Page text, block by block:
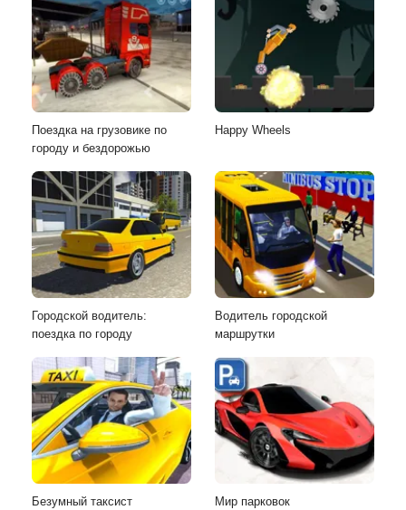
Поездка на грузовике по
городу и бездорожью
Happy Wheels
Городской водитель:
поездка по городу
Водитель городской
маршрутки
Безумный таксист Мир парковок